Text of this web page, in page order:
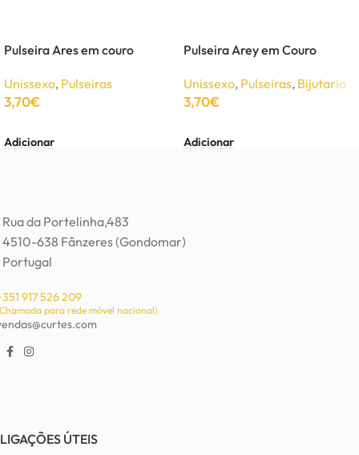
Pulseira Ares em couro
Unissexo, Pulseiras
3,70€
Adicionar
Pulseira Arey em Couro
Unissexo, Pulseiras, Bijutaria
3,70€
Adicionar
Rua da Portelinha,483
4510-638 Fânzeres (Gondomar)
Portugal
917 526 209
para rede móvel nacional)
LIGAÇÕES ÚTEIS